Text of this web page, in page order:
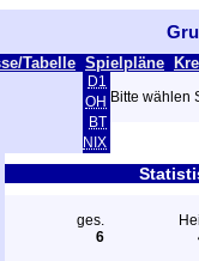
Tabelle Spielpläne
D1
OH
BT
NIX
Bitte wählen
ges.
6